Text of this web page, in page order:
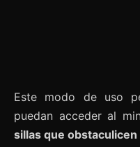
Este modo de uso
puedan acceder al
sillas que